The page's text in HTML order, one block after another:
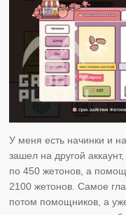
У меня есть начинки и
зашел на другой
по 450 жетонов, а
2100 жетонов. Самое
потом помощников, а